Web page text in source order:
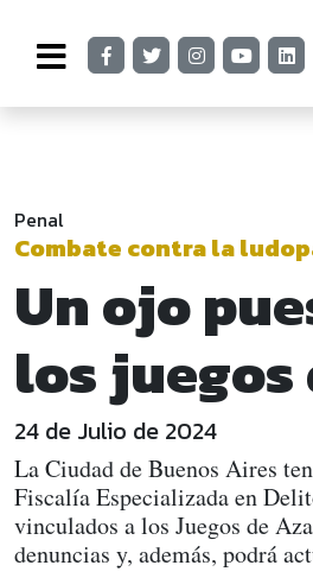
Penal
Combate contra la
Un ojo
los juegos
24 de Julio de 2024
La Ciudad de Buenos Aires
Fiscalía Especializada en
vinculados a los Juegos de
denuncias y, además, podrá